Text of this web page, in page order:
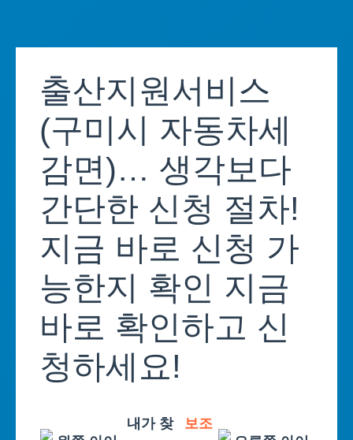
content출산지원서비스
(구미시 자동차세
감면)… 생각보다
간단한 신청 절차!
지금 바로 신청 가
능한지 확인 지금
바로 확인하고 신
청하세요!
내가 찾
보조